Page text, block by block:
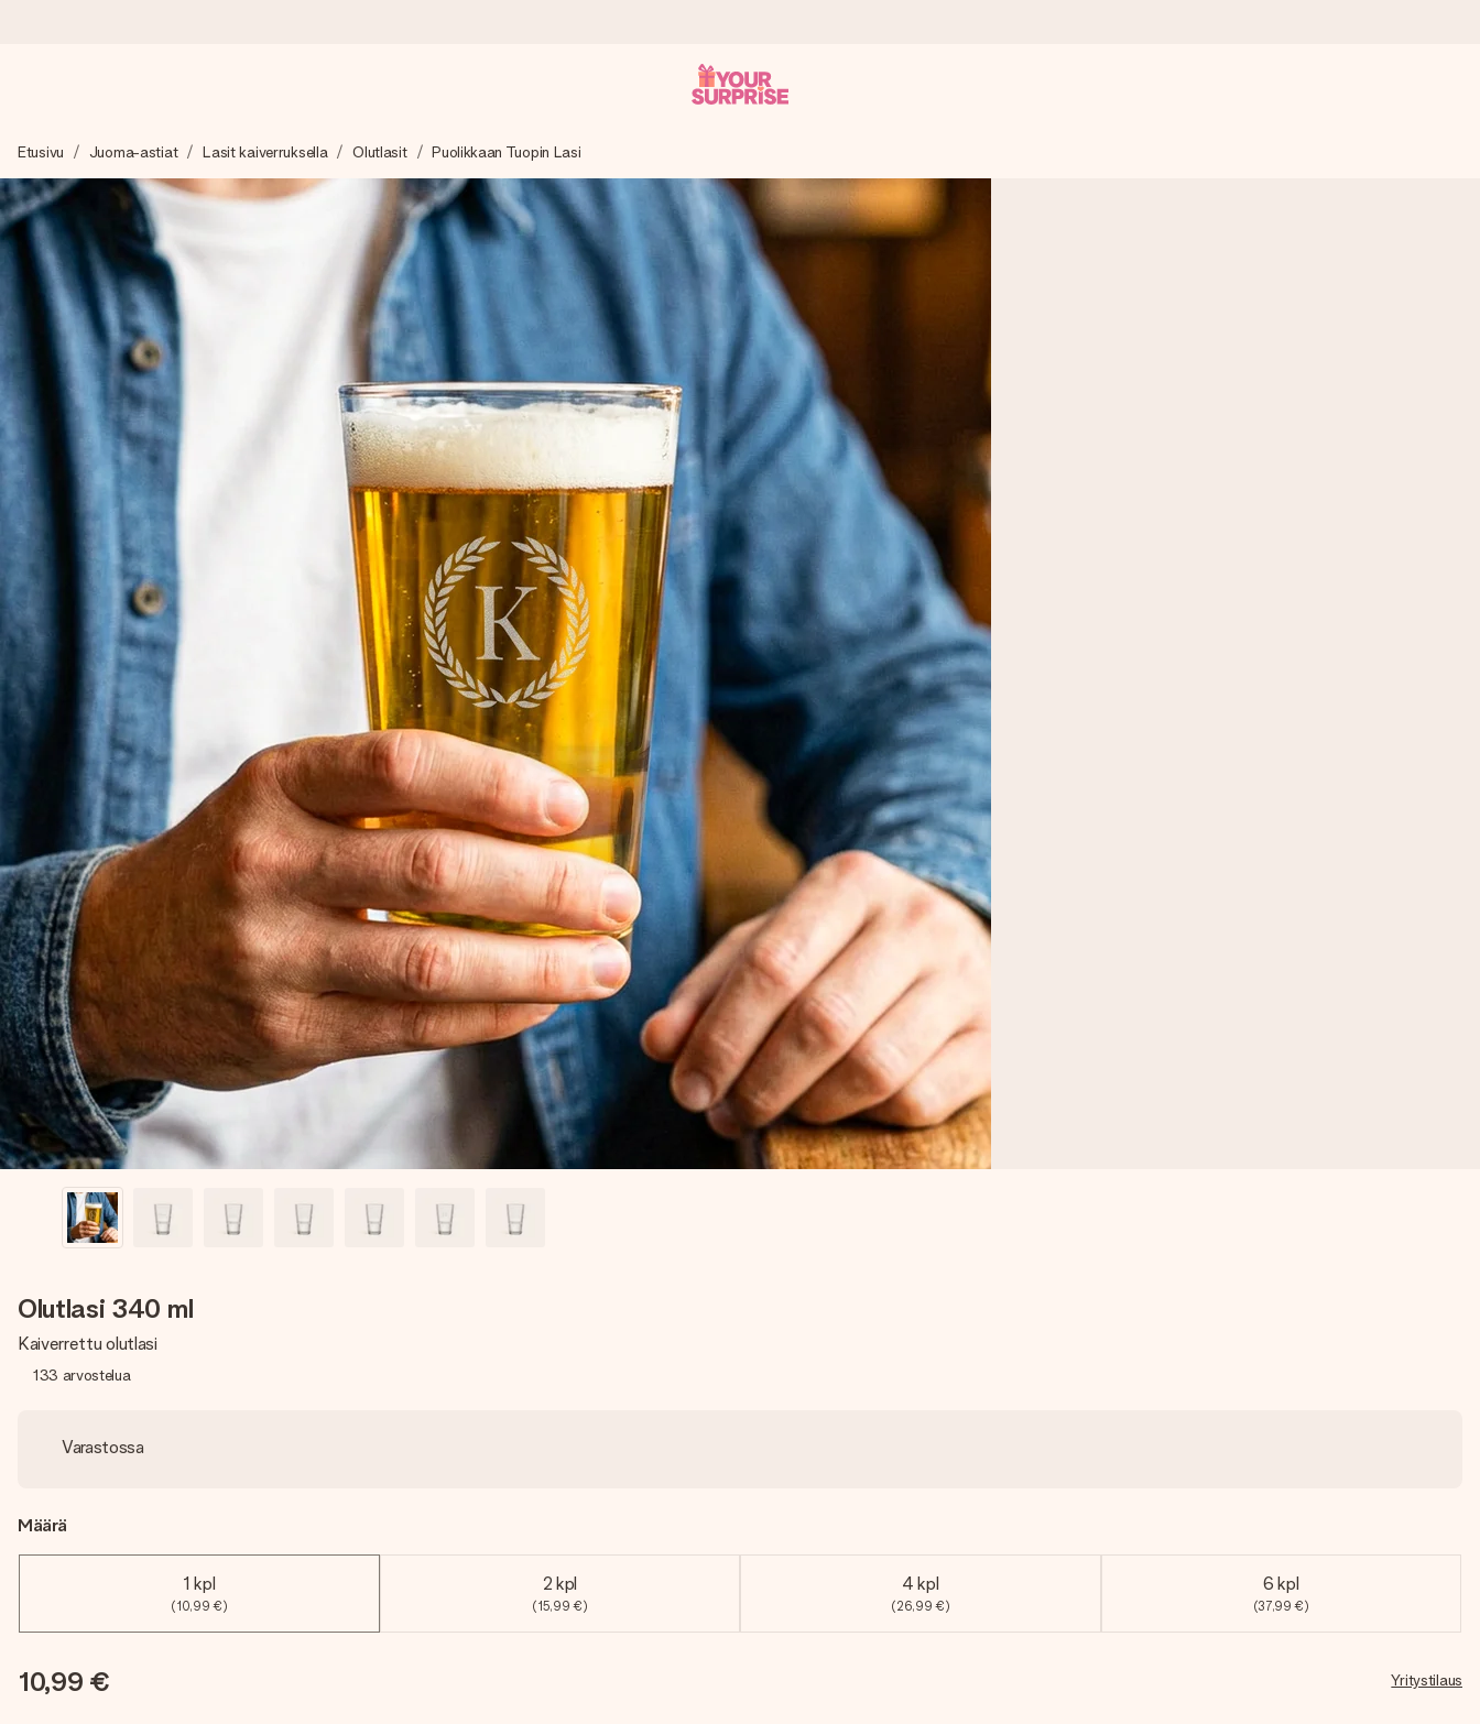
Valmistamme lahjasi huolella ja lähetämme sen hetkessä, jotta voit antaa sen juuri oikeaan aikaan, kun sillä on eniten
merkitystä.
4,8 (+15 000 arvostelun perusteella)
Lahjamme inspiroivat. Asiakkaiden arvosana on 4,8 Google Reviewsissä.
Ilmainen tervehdyskortti
Tilaa tänään – personoitu lahja valmistuu ja lähtee matkaan nopeammin kuin ehdit sanoa “yllätys!”
Etusivu Juoma-astiat Lasit kaiverruksella Olutlasit Puolikkaan Tuopin Lasi
Olutlasi 340 ml
Kaiverrettu olutlasi
133 arvostelua
Varastossa
Määrä
1 kpl
(10,99 €)
2 kpl
(15,99 €)
4 kpl
(26,99 €)
6 kpl
(37,99 €)
10,99 € Yritystilaus